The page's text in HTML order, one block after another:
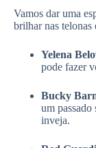
Vamos dar uma
brilhar nas telonas
Yelena
pode fazer
Bucky
um passado
inveja.